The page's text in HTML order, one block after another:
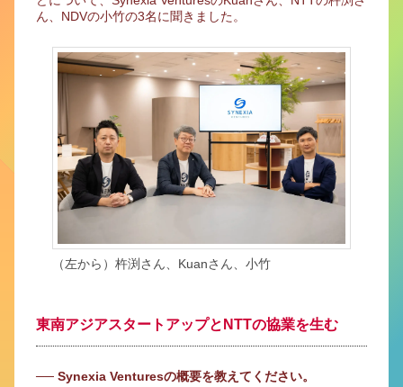
ん、NDVの小竹の3名に聞きました。
（左から）杵渕さん、Kuanさん、小竹
東南アジアスタートアップとNTTの協業を生む
── Synexia Venturesの概要を教えてください。